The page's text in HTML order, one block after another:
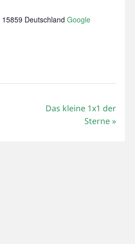
15859 Deutschland Google
Das kleine 1x1 der
Sterne»